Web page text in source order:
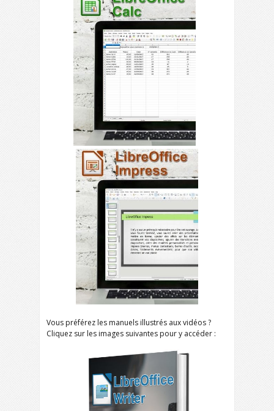
Vous préférez les manuels illustrés aux vidéos ?
Cliquez sur les images suivantes pour y accéder :